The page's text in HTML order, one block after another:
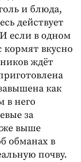
и блюда,
действует
если в одном
кормят вкусно
ждёт
как
в него
за
выше
обманах в
почву.